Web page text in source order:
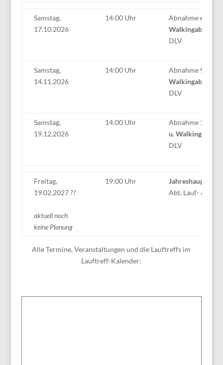
Samstag,
17.10.2026
14:00 Uhr Abnahme60
DLV
Samstag,
14.11.2026
14:00 Uhr Abnahme 90
DLV
Samstag,
19.12.2026
14:00 Uhr Abnahme 120
u.
DLV
Freitag,
19.02.2027 ??
aktuell noch
keine Planung
19:00 Uhr
Abt. Lauf- &
Alle Termine, Veranstaltungen und die Lauftreffs im
Lauftreff-Kalender: